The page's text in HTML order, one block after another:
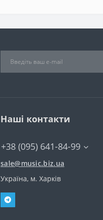
Наші контакти
+38 (095) 641-84-99
sale@music.biz.ua
Україна, м. Харків